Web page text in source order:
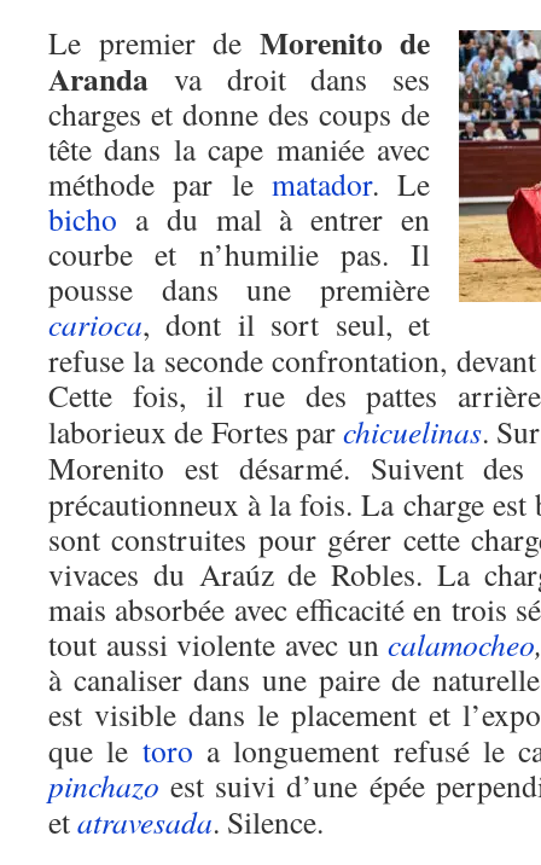
Le premier de Morenito de
Aranda va droit dans ses
charges et donne des coups de
tête dans la cape maniée avec
méthode par le matador. Le
bicho a du mal à entrer en
courbe et n’humilie pas. Il
pousse dans une première
carioca, dont il sort seul, et
refuse la seconde confrontation,
Cette fois, il rue des pattes
laborieux de Fortes parchicuelinas.
Morenito est désarmé. Suivent
précautionneux à la fois. La charge
sont construites pour gérer cette
vivaces du Araúz de Robles. La
mais absorbée avec efficacité en trois
tout aussi violente avec uncalamocheo
à canaliser dans une paire de
est visible dans le placement et
que le toro a longuement refusé le
pinchazo est suivi d’une épée
etatravesada. Silence.